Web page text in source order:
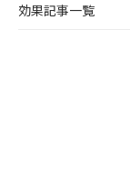
効果記事一覧